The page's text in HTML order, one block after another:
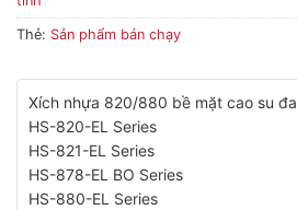
Thẻ: Sản phẩm bán chạy
Xích nhựa 820/880 bề mặt cao su
HS-820-EL Series
HS-821-EL Series
HS-878-EL BO Series
HS-880-EL Series